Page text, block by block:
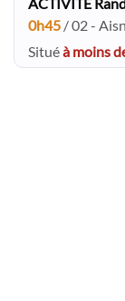
0h45 / 02 -
Situéà moins